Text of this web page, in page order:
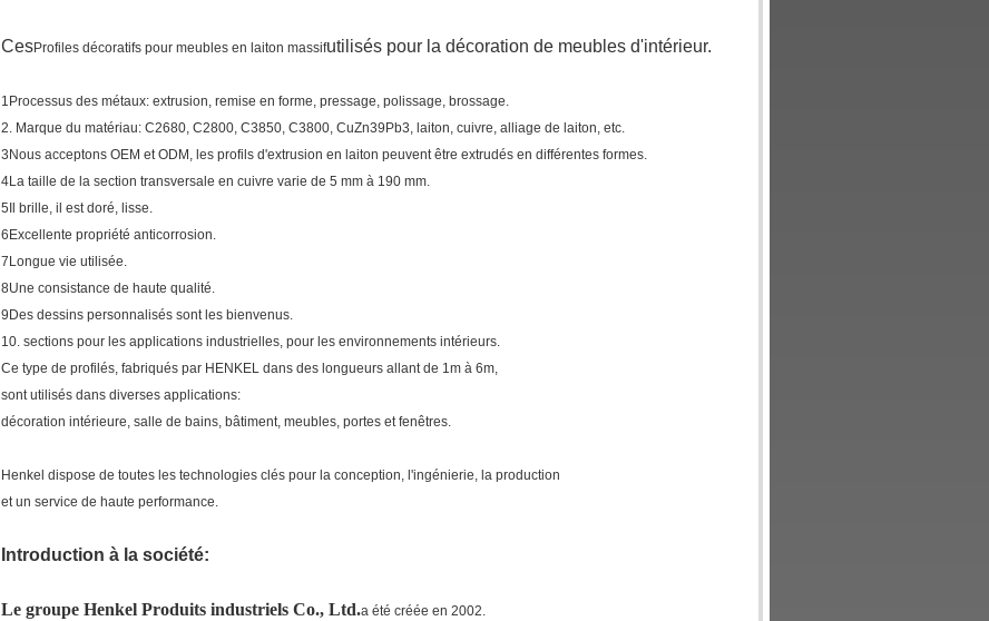
CesProfiles décoratifs pour meubles en laiton massifutilisés pour la décoration de meubles d'intérieur.
1Processus des métaux: extrusion, remise en forme, pressage, polissage, brossage.
2. Marque du matériau: C2680, C2800, C3850, C3800, CuZn39Pb3, laiton, cuivre, alliage de laiton, etc.
3Nous acceptons OEM et ODM, les profils d'extrusion en laiton peuvent être extrudés en différentes formes.
4La taille de la section transversale en cuivre varie de 5 mm à 190 mm.
5Il brille, il est doré, lisse.
6Excellente propriété anticorrosion.
7Longue vie utilisée.
8Une consistance de haute qualité.
9Des dessins personnalisés sont les bienvenus.
10. sections pour les applications industrielles, pour les environnements intérieurs.
Ce type de profilés, fabriqués par HENKEL dans des longueurs allant de 1m à 6m,
sont utilisés dans diverses applications:
décoration intérieure, salle de bains, bâtiment, meubles, portes et fenêtres.
Henkel dispose de toutes les technologies clés pour la conception, l'ingénierie, la production
et un service de haute performance.
Introduction à la société:
Le groupe Henkel Produits industriels Co., Ltd.a été créée en 2002.